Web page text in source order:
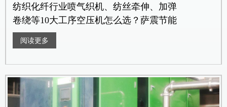
纺织化纤行业喷气织机、纺丝牵伸、加弹
卷绕等10大工序空压机怎么选？萨震节能
空压机提供SVC-II/S...
阅读更多